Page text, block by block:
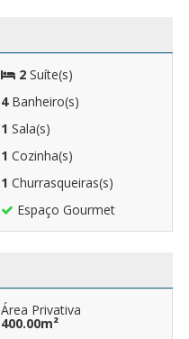
2 Suíte(s)
4 Banheiro(s)
1 Sala(s)
1 Cozinha(s)
1 Churrasqueiras(s)
Espaço Gourmet
Área Privativa
400.00m²